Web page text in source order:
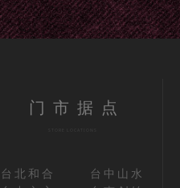
门市据点
台北和合
台中山水